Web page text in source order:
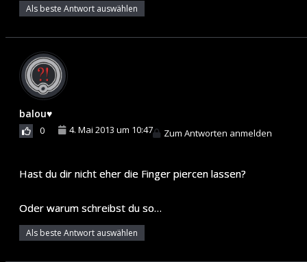
Als beste Antwort auswählen
balou♥
0 4. Mai 2013 um 10:47 Zum Antworten anmelden
Hast du dir nicht eher die Finger piercen lassen?
Oder warum schreibst du so…
Als beste Antwort auswählen